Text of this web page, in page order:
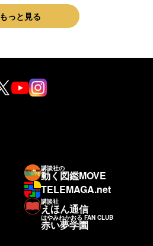
もっと見る
講談社の
動く図鑑MOVE
TELEMAGA.net
講談社
えほん通信
はやみねかおる FAN CLUB
赤い夢学園